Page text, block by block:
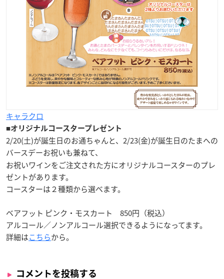
キャラクロ
■オリジナルコースタープレゼント
2/20(土)が誕生日のお通ちゃんと、2/23(金)が誕生日のたまへの
バースデーお祝いも兼ねて、
お祝いワインをご注文された方にオリジナルコースターのプレ
ゼントがあります。
コースターは２種類から選べます。
ベアフット ピンク・モスカート 850円（税込）
アルコール／ノンアルコール選択できるようになってます。
詳細はこちらから。
コメントを投稿する